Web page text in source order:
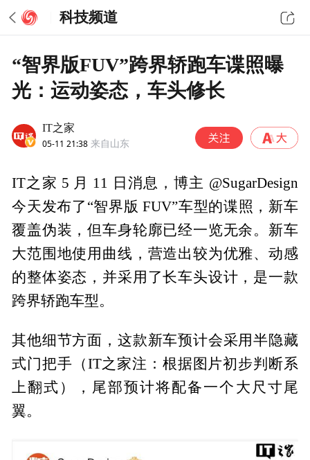
科技频道
“智界版FUV”跨界轿跑车谍照曝
光：运动姿态，车头修长
IT之家
05-11 21:38 来自山东
IT之家 5 月 11 日消息，博主 @SugarDesign
今天发布了“智界版 FUV”车型的谍照，新车
覆盖伪装，但车身轮廓已经一览无余。新车
大范围地使用曲线，营造出较为优雅、动感
的整体姿态，并采用了长车头设计，是一款
跨界轿跑车型。
其他细节方面，这款新车预计会采用半隐藏
式门把手（IT之家注：根据图片初步判断系
上翻式），尾部预计将配备一个大尺寸尾
翼。